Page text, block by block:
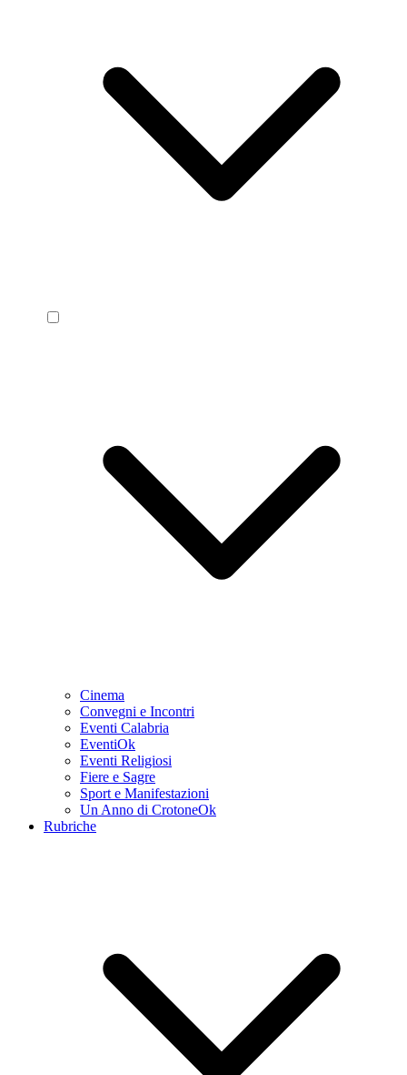
Cinema
Convegni e Incontri
Eventi Calabria
EventiOk
Eventi Religiosi
Fiere e Sagre
Sport e Manifestazioni
Un Anno di CrotoneOk
Rubriche